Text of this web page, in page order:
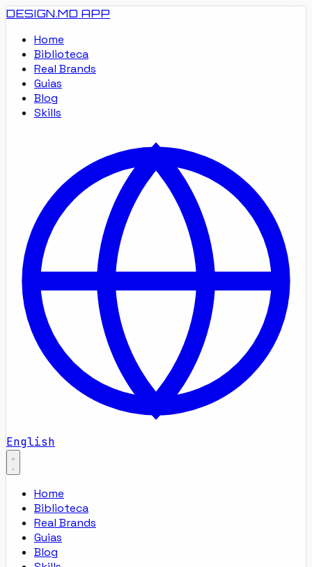
DESIGN.MD APP
Home
Biblioteca
Real Brands
Guias
Blog
Skills
English
Home
Biblioteca
Real Brands
Guias
Blog